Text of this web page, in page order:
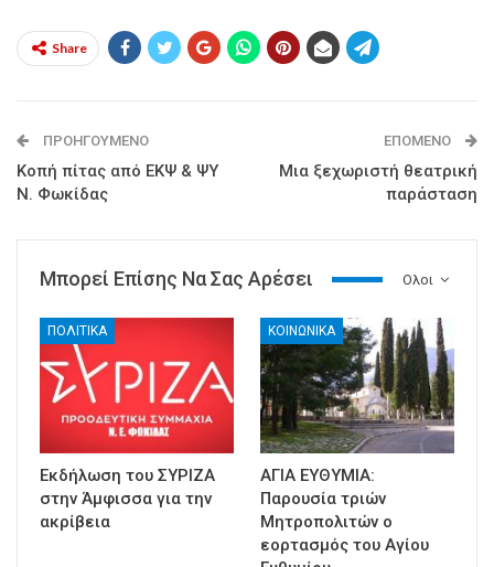
Share
ΠΡΟΗΓΟΎΜΕΝΟ
Κοπή πίτας από ΕΚΨ & ΨΥ
Ν. Φωκίδας
ΕΠΌΜΕΝΟ
Μια ξεχωριστή θεατρική
παράσταση
Ολοι
Μπορεί Επίσης Να Σας Αρέσει
ΠΟΛΙΤΙΚΑ
Εκδήλωση του ΣΥΡΙΖΑ
στην Άμφισσα για την
ακρίβεια
ΚΟΙΝΩΝΙΚΑ
ΑΓΙΑ ΕΥΘΥΜΙΑ:
Παρουσία τριών
Μητροπολιτών ο
εορτασμός του Αγίου